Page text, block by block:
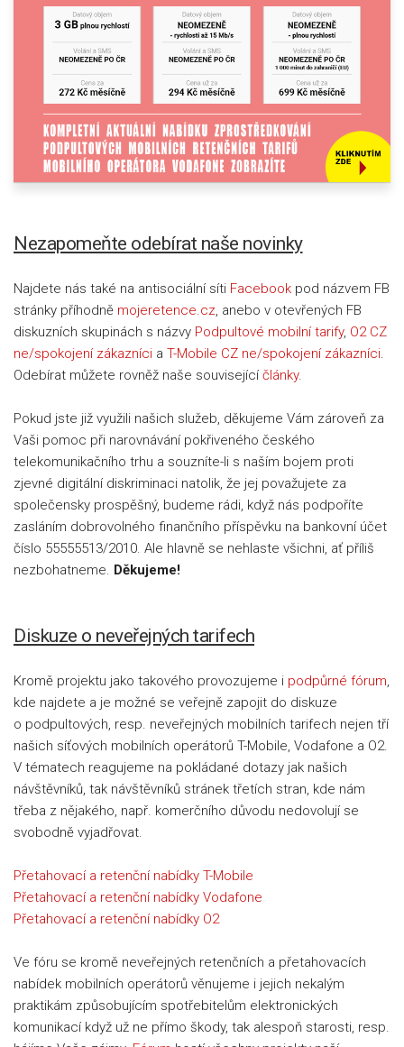
Nezapomeňte odebírat naše novinky
Najdete nás také na antisociální síti Facebook pod názvem FB
stránky příhodně mojeretence.cz, anebo v otevřených FB
diskuzních skupinách s názvy Podpultové mobilní tarify, O2 CZ
ne/spokojení zákazníci a T-Mobile CZ ne/spokojení zákazníci.
Odebírat můžete rovněž naše souvisejícíčlánky.
Pokud jste již využili našich služeb, děkujeme Vám zároveň za
Vaši pomoc při narovnávání pokřiveného českého
telekomunikačního trhu a souzníte-li s naším bojem proti
zjevné digitální diskriminaci natolik, že jej považujete za
společensky prospěšný, budeme rádi, když nás podpoříte
zasláním dobrovolného finančního příspěvku na bankovní účet
číslo 55555513/2010. Ale hlavně se nehlaste všichni, ať příliš
nezbohatneme. Děkujeme!
Diskuze o neveřejných tarifech
Kromě projektu jako takového provozujeme i podpůrné fórum,
kde najdete a je možné se veřejně zapojit do diskuze
o podpultových, resp. neveřejných mobilních tarifech nejen tří
našich síťových mobilních operátorů T-Mobile, Vodafone a O2.
V tématech reagujeme na pokládané dotazy jak našich
návštěvníků, tak návštěvníků stránek třetích stran, kde nám
třeba z nějakého, např. komerčního důvodu nedovolují se
svobodně vyjadřovat.
Přetahovací a retenční nabídky T-Mobile
Přetahovací a retenční nabídky Vodafone
Přetahovací a retenční nabídky O2
Ve fóru se kromě neveřejných retenčních a přetahovacích
nabídek mobilních operátorů věnujeme i jejich nekalým
praktikám způsobujícím spotřebitelům elektronických
komunikací když už ne přímo škody, tak alespoň starosti, resp.